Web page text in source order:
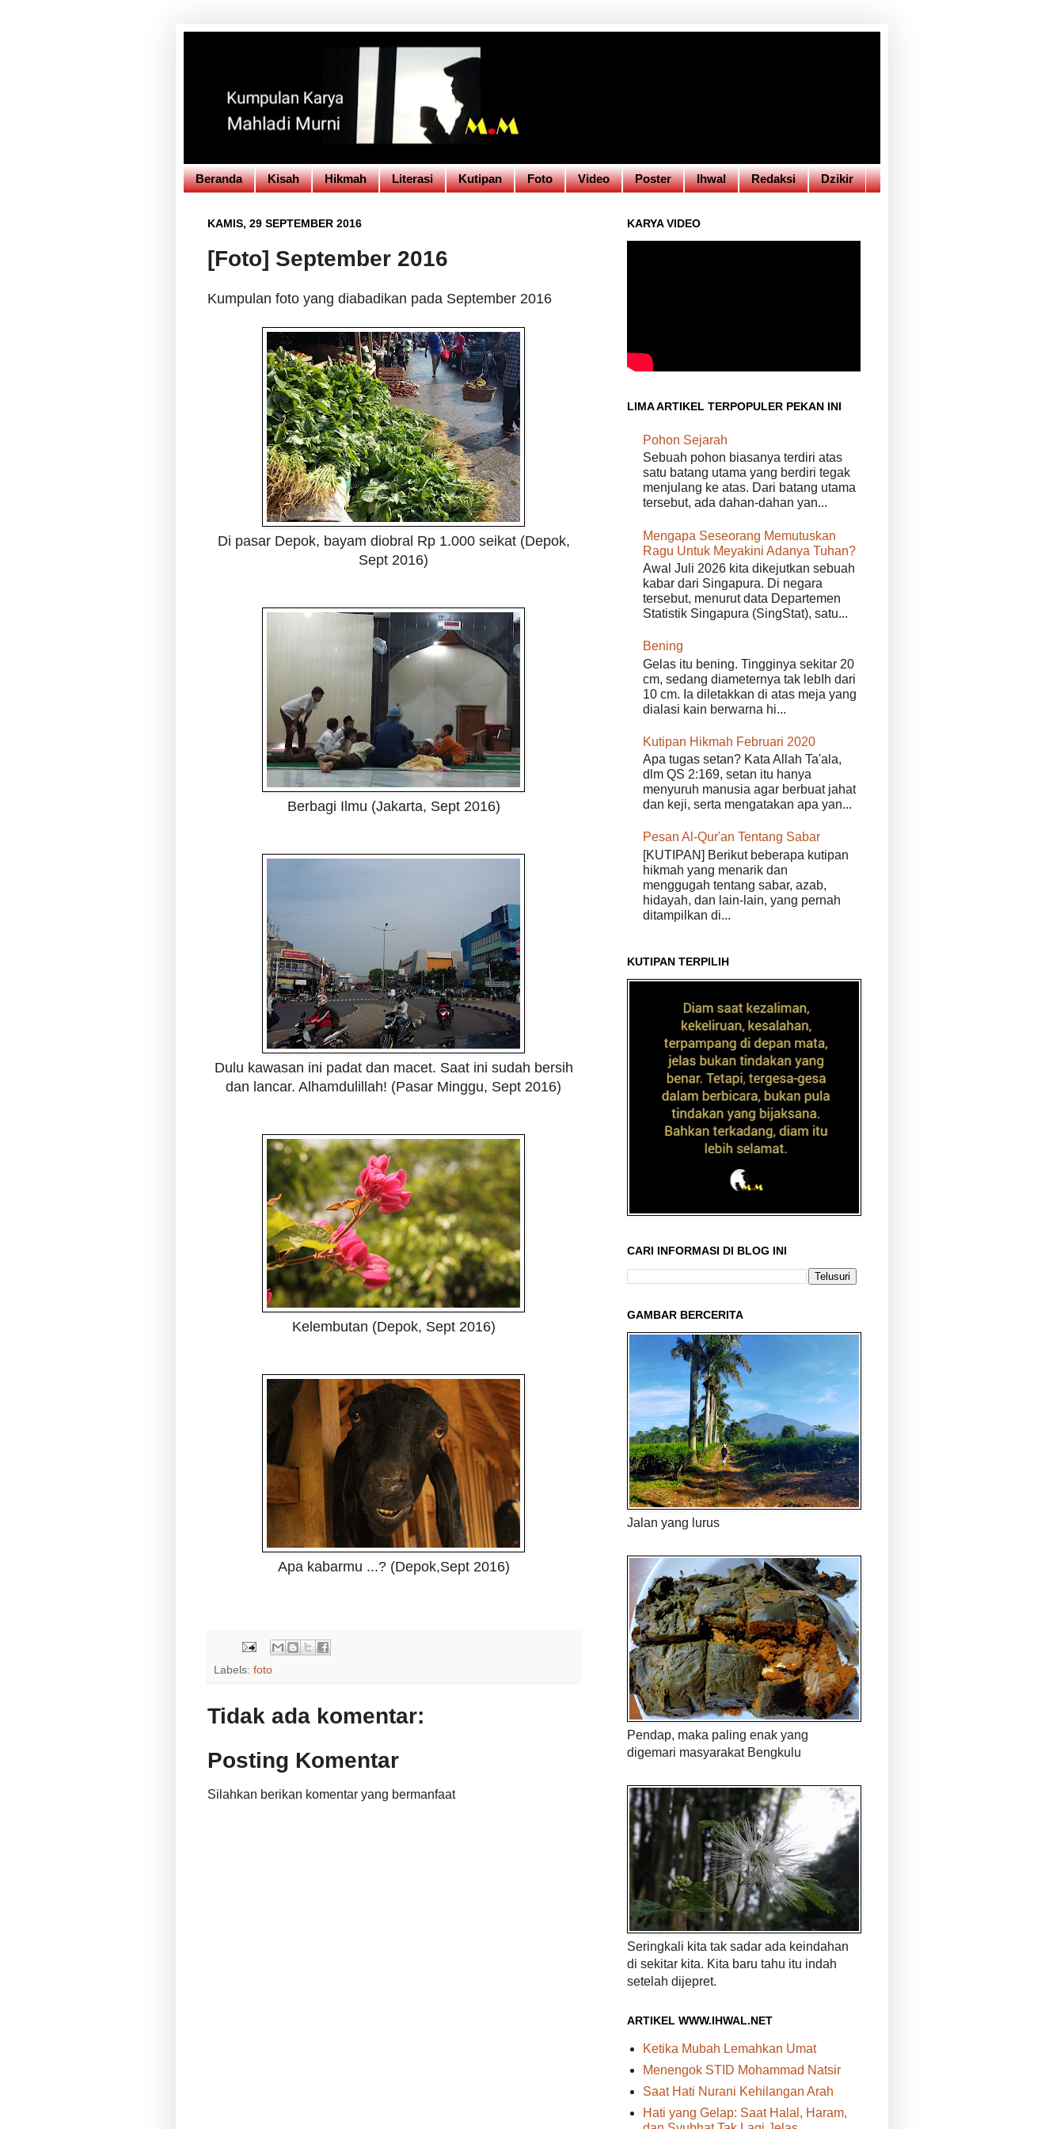
Beranda Kisah Hikmah Literasi Kutipan Foto Video Poster Ihwal Redaksi Dzikir
KAMIS, 29 SEPTEMBER 2016
[Foto] September 2016
Kumpulan foto yang diabadikan pada September 2016
Di pasar Depok, bayam diobral Rp 1.000 seikat (Depok,
Sept 2016)
Berbagi Ilmu (Jakarta, Sept 2016)
Dulu kawasan ini padat dan macet. Saat ini sudah bersih
dan lancar. Alhamdulillah! (Pasar Minggu, Sept 2016)
Kelembutan (Depok, Sept 2016)
Apa kabarmu ...? (Depok,Sept 2016)
Labels: foto
Tidak ada komentar:
Posting Komentar
Silahkan berikan komentar yang bermanfaat
KARYA VIDEO
LIMA ARTIKEL TERPOPULER PEKAN INI
Pohon Sejarah
Sebuah pohon biasanya terdiri atas
satu batang utama yang berdiri tegak
menjulang ke atas. Dari batang utama
tersebut, ada dahan-dahan yan...
Mengapa Seseorang Memutuskan
Ragu Untuk Meyakini Adanya Tuhan?
Awal Juli 2026 kita dikejutkan sebuah
kabar dari Singapura. Di negara
tersebut, menurut data Departemen
Statistik Singapura (SingStat), satu...
Bening
Gelas itu bening. Tingginya sekitar 20
cm, sedang diameternya tak lebIh dari
10 cm. Ia diletakkan di atas meja yang
dialasi kain berwarna hi...
Kutipan Hikmah Februari 2020
Apa tugas setan? Kata Allah Ta'ala,
dlm QS 2:169, setan itu hanya
menyuruh manusia agar berbuat jahat
dan keji, serta mengatakan apa yan...
Pesan Al-Qur'an Tentang Sabar
[KUTIPAN] Berikut beberapa kutipan
hikmah yang menarik dan
menggugah tentang sabar, azab,
hidayah, dan lain-lain, yang pernah
ditampilkan di...
KUTIPAN TERPILIH
CARI INFORMASI DI BLOG INI
GAMBAR BERCERITA
Jalan yang lurus
Pendap, maka paling enak yang
digemari masyarakat Bengkulu
Seringkali kita tak sadar ada keindahan
di sekitar kita. Kita baru tahu itu indah
setelah dijepret.
ARTIKEL WWW.IHWAL.NET
Ketika Mubah Lemahkan Umat
Menengok STID Mohammad Natsir
Saat Hati Nurani Kehilangan Arah
Hati yang Gelap: Saat Halal, Haram,